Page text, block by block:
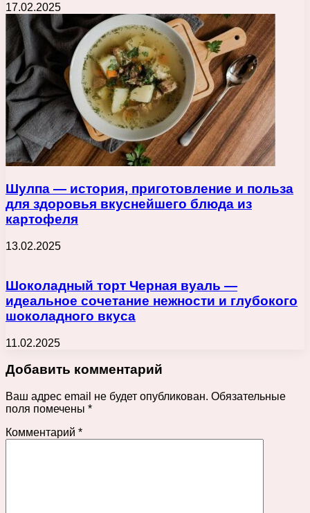
17.02.2025
Шулпа — история, приготовление и польза
для здоровья вкуснейшего блюда из
картофеля
13.02.2025
Шоколадный торт Черная вуаль —
идеальное сочетание нежности и глубокого
шоколадного вкуса
11.02.2025
Добавить комментарий
Ваш адрес email не будет опубликован. Обязательные
поля помечены *
Комментарий *